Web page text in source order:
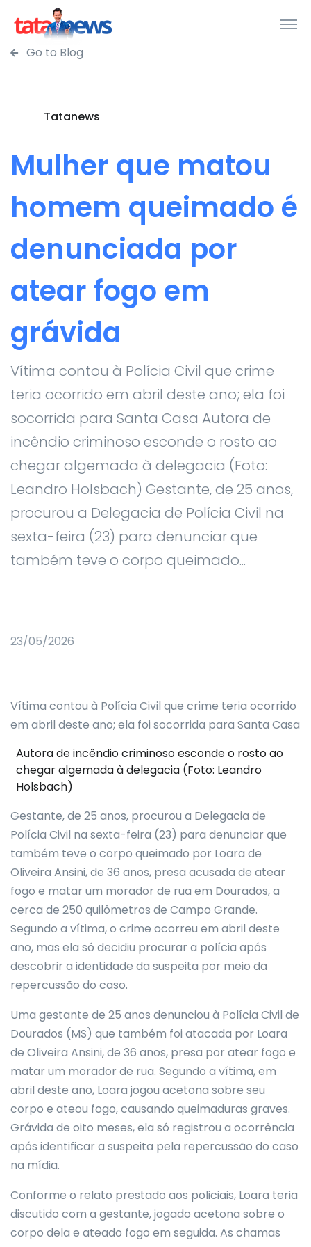
Go to Blog
Tatanews
Mulher que matou
homem queimado é
denunciada por
atear fogo em
grávida
Vítima contou à Polícia Civil que crime
teria ocorrido em abril deste ano; ela foi
socorrida para Santa Casa Autora de
incêndio criminoso esconde o rosto ao
chegar algemada à delegacia (Foto:
Leandro Holsbach) Gestante, de 25 anos,
procurou a Delegacia de Polícia Civil na
sexta-feira (23) para denunciar que
também teve o corpo queimado...
23/05/2026
Vítima contou à Polícia Civil que crime teria ocorrido
em abril deste ano; ela foi socorrida para Santa Casa
Autora de incêndio criminoso esconde o rosto ao
chegar algemada à delegacia (Foto: Leandro
Holsbach)
Gestante, de 25 anos, procurou a Delegacia de
Polícia Civil na sexta-feira (23) para denunciar que
também teve o corpo queimado por Loara de
Oliveira Ansini, de 36 anos, presa acusada de atear
fogo e matar um morador de rua em Dourados, a
cerca de 250 quilômetros de Campo Grande.
Segundo a vítima, o crime ocorreu em abril deste
ano, mas ela só decidiu procurar a polícia após
descobrir a identidade da suspeita por meio da
repercussão do caso.
Uma gestante de 25 anos denunciou à Polícia Civil de
Dourados (MS) que também foi atacada por Loara
de Oliveira Ansini, de 36 anos, presa por atear fogo e
matar um morador de rua. Segundo a vítima, em
abril deste ano, Loara jogou acetona sobre seu
corpo e ateou fogo, causando queimaduras graves.
Grávida de oito meses, ela só registrou a ocorrência
após identificar a suspeita pela repercussão do caso
na mídia.
Conforme o relato prestado aos policiais, Loara teria
discutido com a gestante, jogado acetona sobre o
corpo dela e ateado fogo em seguida. As chamas